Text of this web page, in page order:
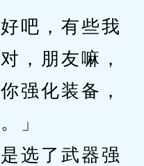
，有些我
，朋友嘛，
强化装备，
」
选了武器强